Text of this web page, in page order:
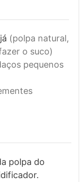
(polpa natural,
o suco)
pequenos
polpa do